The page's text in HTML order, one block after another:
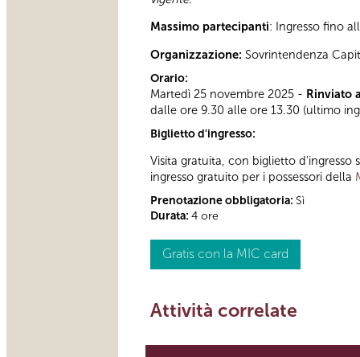
Massimo partecipanti: Ingresso fino
Organizzazione: Sovrintendenza
Orario:
Martedì 25 novembre 2025 - Rinviato
dalle ore 9.30 alle ore 13.30 (ultimo
Biglietto d'ingresso:
Visita gratuita, con biglietto d'ingresso
ingresso gratuito per i possessori della
Prenotazione obbligatoria: Sì
Durata: 4 ore
Gratis con la MIC card
Attività correlate